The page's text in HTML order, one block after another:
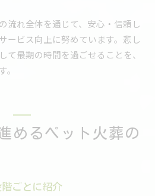
流れ全体を通じて、安心・信頼し
ービス向上に努めています。悲し
て最期の時間を過ごせることを、
めるペット火葬の
ごとに紹介